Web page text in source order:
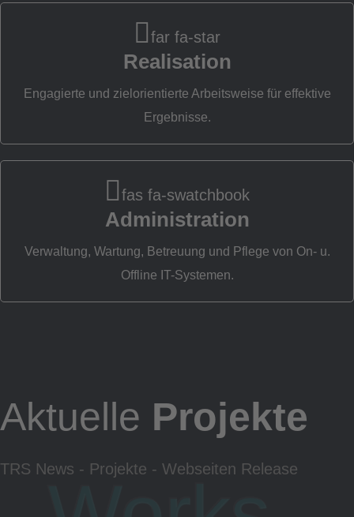
far fa-star
Realisation
Engagierte und zielorientierte Arbeitsweise für effektive
Ergebnisse.
fas fa-swatchbook
Administration
Verwaltung, Wartung, Betreuung und Pflege von On- u.
Offline IT-Systemen.
Aktuelle Projekte
TRS News - Projekte - Webseiten Release